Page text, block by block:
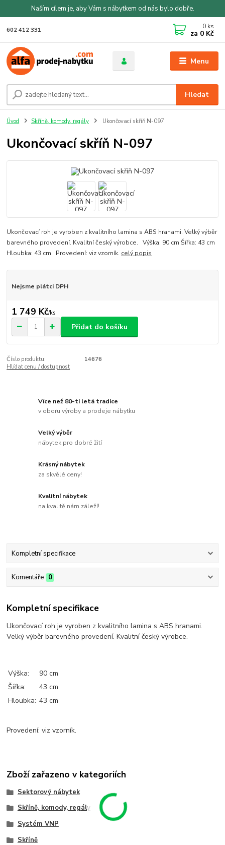
Naším cílem je, aby Vám s nábytkem od nás bylo dobře.
Menu
Hledat
602 412 331 0 ks
za 0 Kč
Úvod Skříně, komody, regály Ukončovací skříň N-097
Ukončovací skříň N-097
Ukončovací roh je vyroben z kvalitního lamina s ABS hranami. Velký výběr
barevného provedení. Kvalitní český výrobce. Výška: 90 cm Šířka: 43 cm
Hloubka: 43 cm Provedení: viz vzorník. celý popis
Nejsme plátci DPH
1 749 Kč/ks
Přidat do košíku
Číslo produktu:
14676
Hlídat cenu / dostupnost
Více než 80-ti letá tradice
v oboru výroby a prodeje nábytku
Velký výběr
nábytek pro dobré žití
Krásný nábytek
za skvělé ceny!
Kvalitní nábytek
na kvalitě nám záleží!
Kompletní specifikace
Komentáře 0
Kompletní specifikace
Ukončovací roh je vyroben z kvalitního lamina s ABS hranami.
Velký výběr barevného provedení. Kvalitní český výrobce.
Výška:
90 cm
Šířka:
43 cm
Hloubka: 43 cm
Provedení: viz vzorník.
Zboží zařazeno v kategoriích
Sektorový nábytek
Skříně, komody, regály
Systém VNP
Skříně